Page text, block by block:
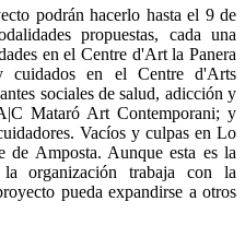
podrán hacerlo hasta el 9 de
propuestas, cada una
en el Centre d'Art la Panera
cuidados en el Centre d'Arts
sociales de salud, adicción y
Mataró Art Contemporani; y
Vacíos y culpas en Lo
Amposta. Aunque esta es la
organización trabaja con la
pueda expandirse a otros